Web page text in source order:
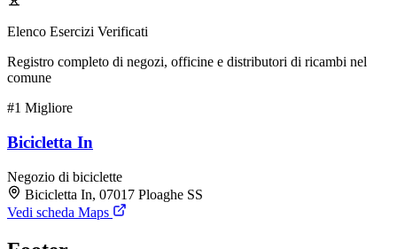
Elenco Esercizi Verificati
Registro completo di negozi, officine e distributori di ricambi nel
comune
#1 Migliore
Bicicletta In
Negozio di biciclette
Bicicletta In, 07017 Ploaghe SS
Vedi scheda Maps